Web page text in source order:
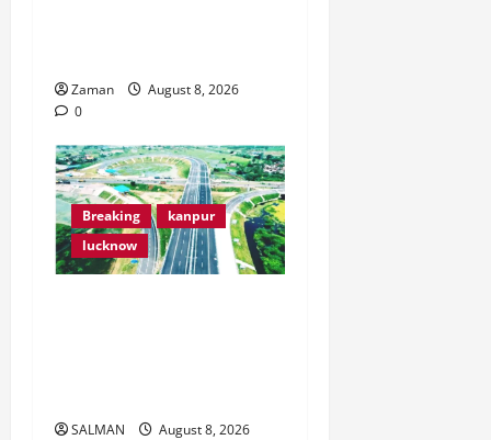
Zaman
August 8, 2026
0
Breaking
kanpur
lucknow
SALMAN
August 8, 2026